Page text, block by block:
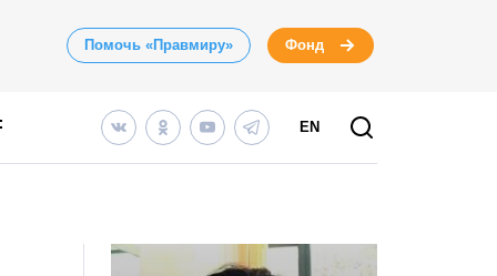
Помочь «Правмиру» Фонд
EN